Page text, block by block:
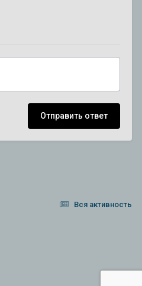
Отправить ответ
Вся активность